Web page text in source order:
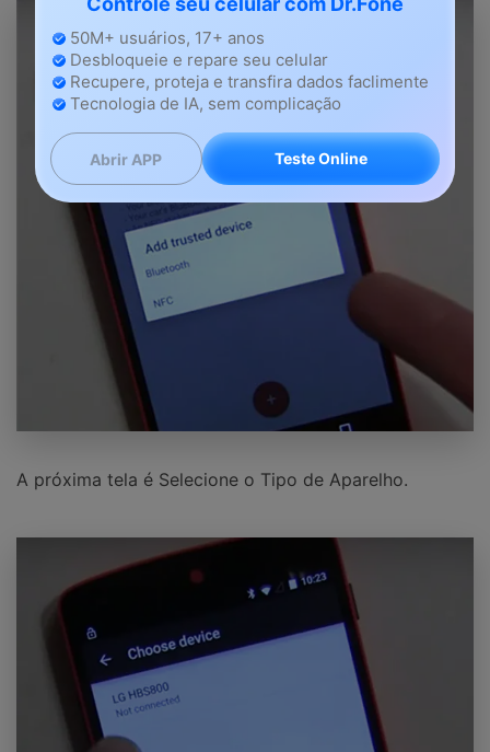
50M+ usuários, 17+ anos
Desbloqueie e repare seu celular
Recupere, proteja e transfira dados faclimente
Tecnologia de IA, sem complicação
Abrir APP Teste Online
A próxima tela é Selecione o Tipo de Aparelho.